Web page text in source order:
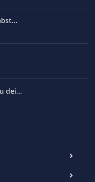
dei...